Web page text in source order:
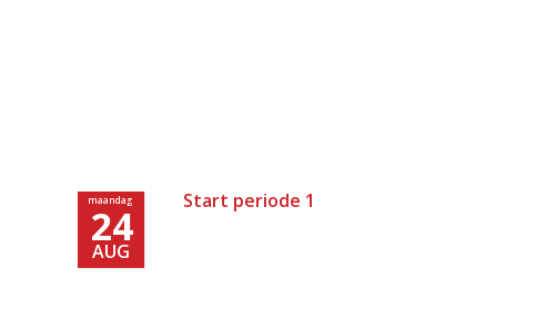
maandag
24
AUG
Start periode 1